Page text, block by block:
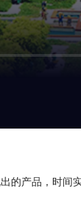
的产品，时间